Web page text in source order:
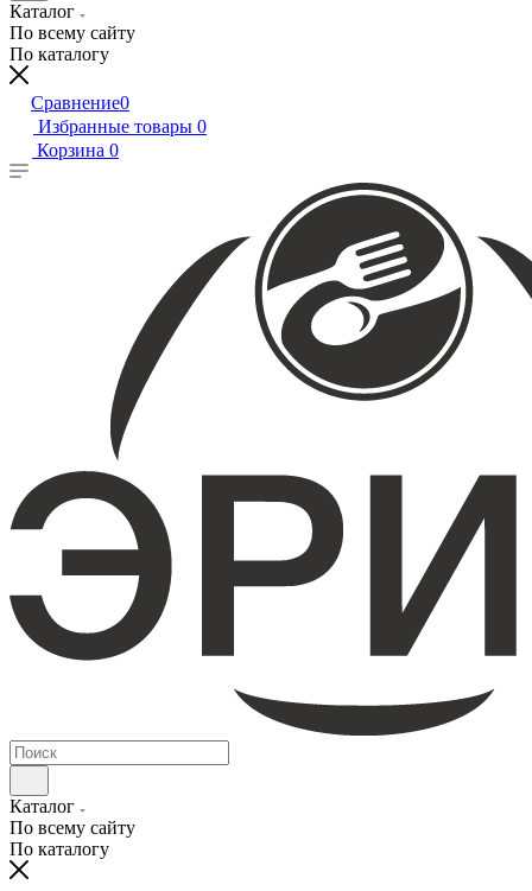
Каталог
По всему сайту
По каталогу
Сравнение0
Избранные товары 0
Корзина 0
Каталог
По всему сайту
По каталогу